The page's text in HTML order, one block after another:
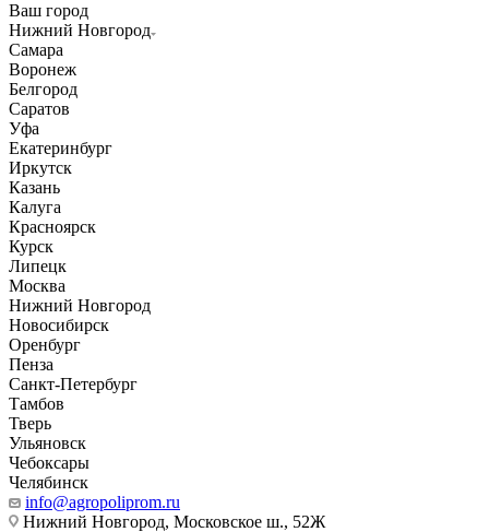
Ваш город
Нижний Новгород
Самара
Воронеж
Белгород
Саратов
Уфа
Екатеринбург
Иркутск
Казань
Калуга
Красноярск
Курск
Липецк
Москва
Нижний Новгород
Новосибирск
Оренбург
Пенза
Санкт-Петербург
Тамбов
Тверь
Ульяновск
Чебоксары
Челябинск
info@agropoliprom.ru
Нижний Новгород, Московское ш., 52Ж